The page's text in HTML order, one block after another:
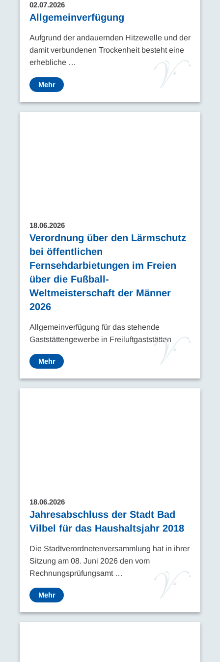
02.07.2026
Allgemeinverfügung
Aufgrund der andauernden Hitzewelle und der
damit verbundenen Trockenheit besteht eine
erhebliche …
Mehr
18.06.2026
Verordnung über den Lärmschutz
bei öffentlichen
Fernsehdarbietungen im Freien
über die Fußball-
Weltmeisterschaft der Männer
2026
Allgemeinverfügung für das stehende
Gaststättengewerbe in Freiluftgaststätten
Mehr
18.06.2026
Jahresabschluss der Stadt Bad
Vilbel für das Haushaltsjahr 2018
Die Stadtverordnetenversammlung hat in ihrer
Sitzung am 08. Juni 2026 den vom
Rechnungsprüfungsamt …
Mehr